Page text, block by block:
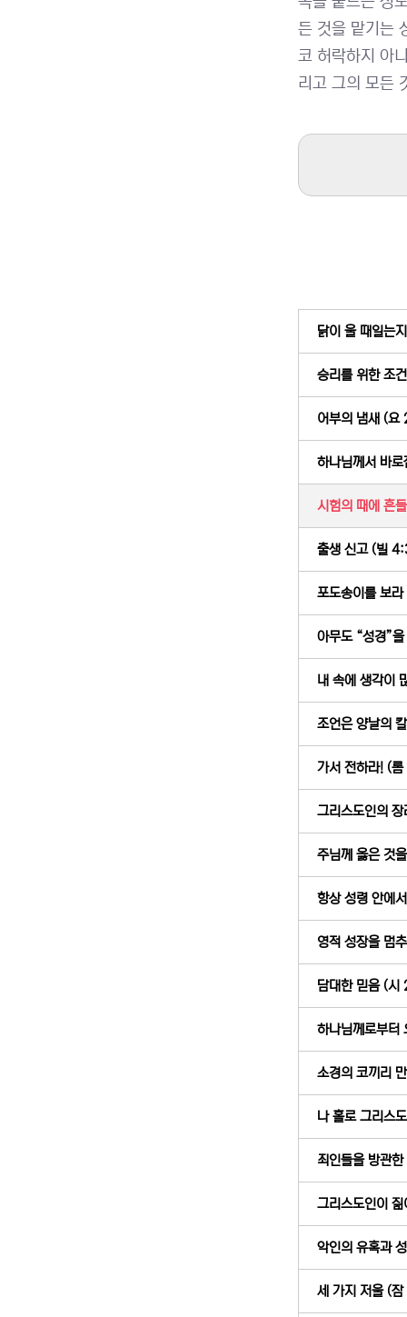
든 것을 맡기는
코 허락하지 아
리고 그의 모든
닭이 울 때일는
승리를 위한 조
어부의 냄새 (
하나님께서 바
시험의 때에 흔
출생 신고 (빌
포도송이를 보
아무도 “성경”
내 속에 생각이
조언은 양날의
가서 전하라! (
그리스도인의
주님께 옳은 것
항상 성령 안에
영적 성장을 멈
담대한 믿음 (
하나님께로부
소경의 코끼리
나 홀로 그리스
죄인들을 방관
그리스도인이
악인의 유혹과
세 가지 저울 (